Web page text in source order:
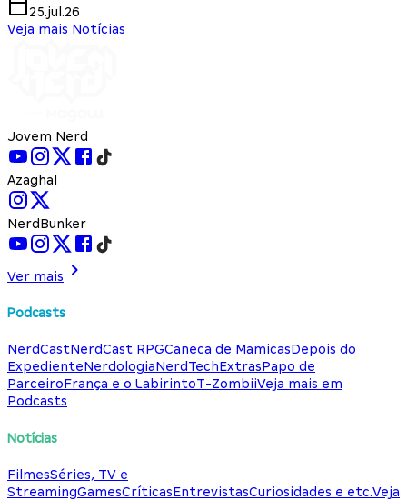
25.jul.26
Veja mais Notícias
Jovem Nerd
Azaghal
NerdBunker
Ver mais
Podcasts
NerdCastNerdCast RPGCaneca de MamicasDepois do
ExpedienteNerdologiaNerdTechExtrasPapo de
ParceiroFrança e o LabirintoT-ZombiiVeja mais em
Podcasts
Notícias
FilmesSéries, TV e
StreamingGamesCríticasEntrevistasCuriosidades e etc.Veja